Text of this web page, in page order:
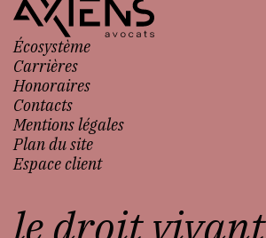
Écosystème
Carrières
Honoraires
Contacts
Mentions légales
Plan du site
Espace client
le droit vivant